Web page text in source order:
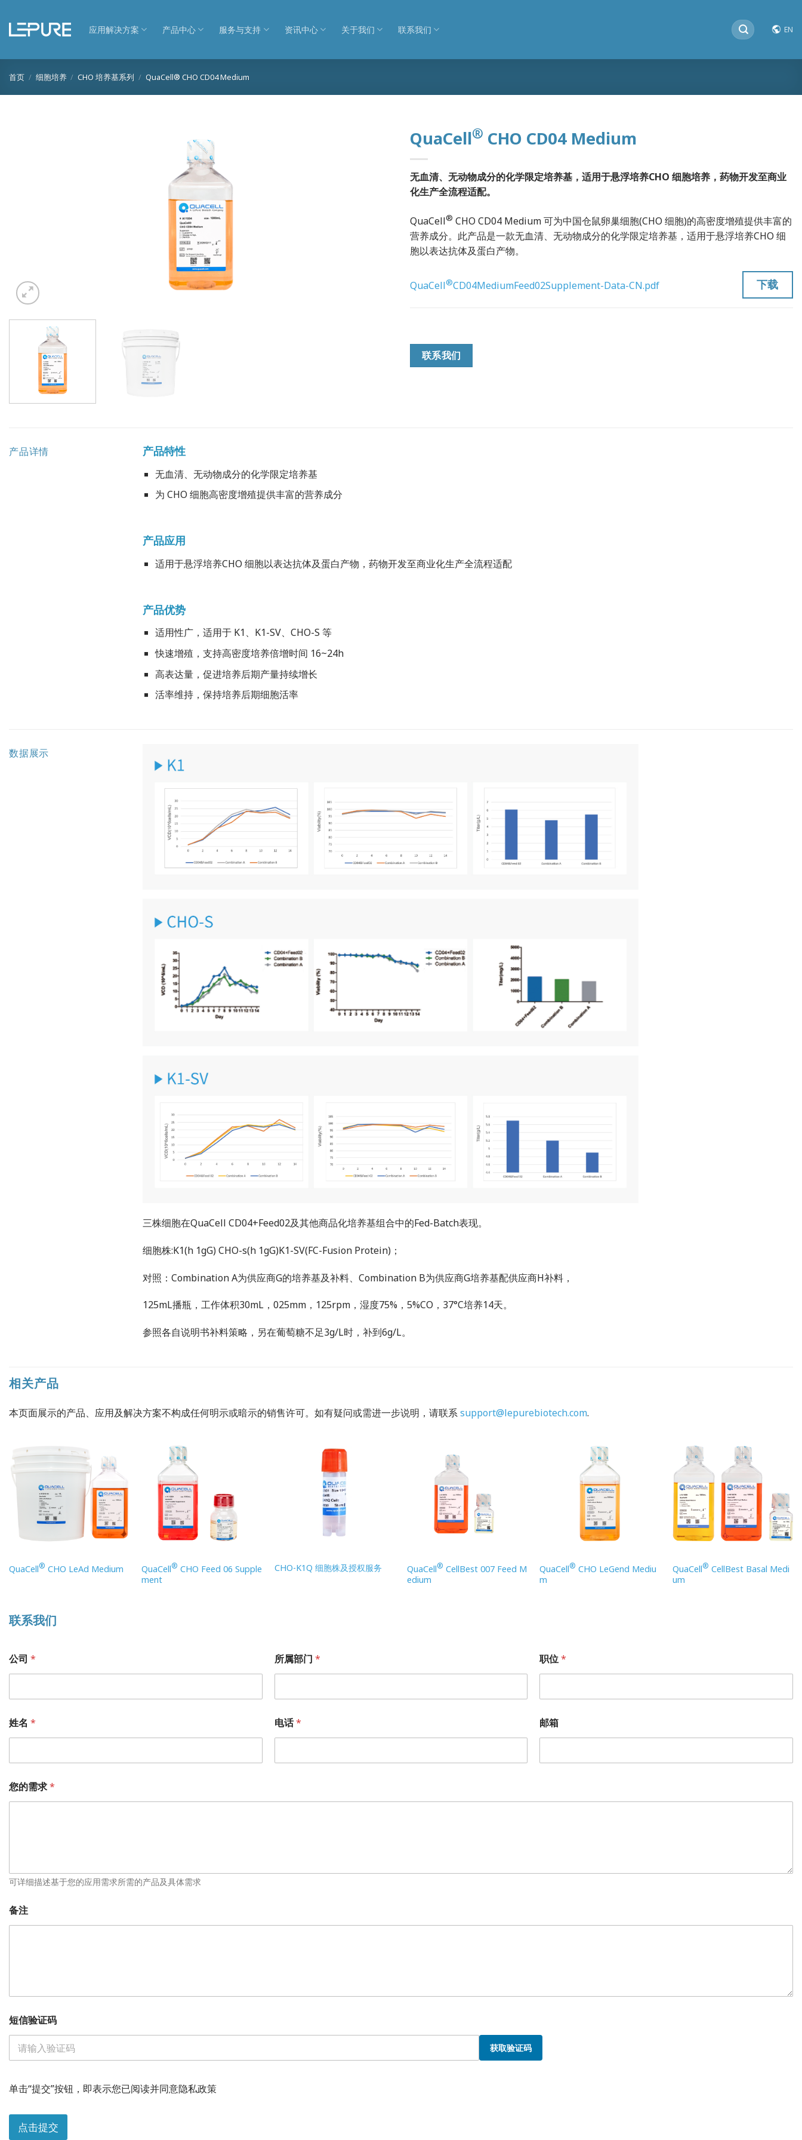
应用解决方案 产品中心 服务与支持 资讯中心 关于我们 联系我们
搜
索：
EN
首页 / 细胞培养 / CHO 培养基系列 / QuaCell® CHO CD04 Medium
QuaCell® CHO CD04 Medium
无血清、无动物成分的化学限定培养基，适用于悬浮培养CHO 细胞培养，药物开发至商业
化生产全流程适配。
QuaCell® CHO CD04 Medium 可为中国仓鼠卵巢细胞(CHO 细胞)的高密度增殖提供丰富的
营养成分。此产品是一款无血清、无动物成分的化学限定培养基，适用于悬浮培养CHO 细
胞以表达抗体及蛋白产物。
QuaCell®CD04MediumFeed02Supplement-Data-CN.pdf 下载
联系我们
产品详情 产品特性
无血清、无动物成分的化学限定培养基
为 CHO 细胞高密度增殖提供丰富的营养成分
产品应用
适用于悬浮培养CHO 细胞以表达抗体及蛋白产物，药物开发至商业化生产全流程适配
产品优势
适用性广，适用于 K1、K1-SV、CHO-S 等
快速增殖，支持高密度培养倍增时间 16~24h
高表达量，促进培养后期产量持续增长
活率维持，保持培养后期细胞活率
数据展示
三株细胞在QuaCell CD04+Feed02及其他商品化培养基组合中的Fed-Batch表现。
细胞株:K1(h 1gG) CHO-s(h 1gG)K1-SV(FC-Fusion Protein)；
对照：Combination A为供应商G的培养基及补料、Combination B为供应商G培养基配供应商H补料，
125mL播瓶，工作体积30mL，025mm，125rpm，湿度75%，5%CO，37°C培养14天。
参照各自说明书补料策略，另在葡萄糖不足3g/L时，补到6g/L。
相关产品
本页面展示的产品、应用及解决方案不构成任何明示或暗示的销售许可。如有疑问或需进一步说明，请联系support@lepurebiotech.com.
QuaCell® CHO LeAd Medium QuaCell® CHO Feed 06 Supple
ment
CHO-K1Q 细胞株及授权服务 QuaCell® CellBest 007 Feed M
edium
QuaCell® CHO LeGend Mediu
m
QuaCell® CellBest Basal Medi
um
联系我们
所
属
门
位
短
信
证
公司 * 所属部门 * 职位*
姓名 * 电话* 邮箱
您的需求*
可详细描述基于您的应用需求所需的产品及具体需求
备注
短信验证码
获取验证码
单击“提交”按钮，即表示您已阅读并同意隐私政策
点击提交